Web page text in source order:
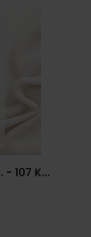
- 107 K...